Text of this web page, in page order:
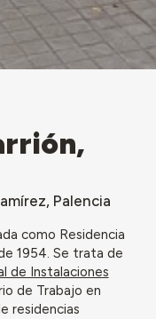
Palencia
como Residencia
1954. Se trata de
de Instalaciones
de Trabajo en
residencias